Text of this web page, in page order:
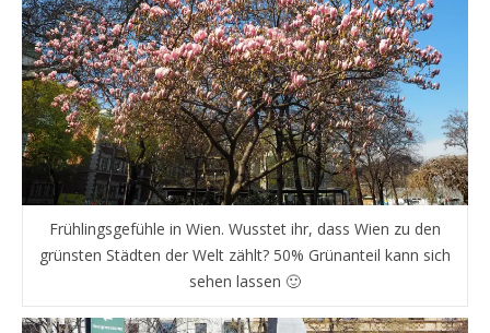
Frühlingsgefühle in Wien. Wusstet ihr, dass Wien zu den
grünsten Städten der Welt zählt? 50% Grünanteil kann sich
sehen lassen 🙂